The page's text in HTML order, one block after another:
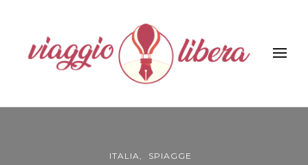
Viaggiolibera
ITALIA SPIAGGE